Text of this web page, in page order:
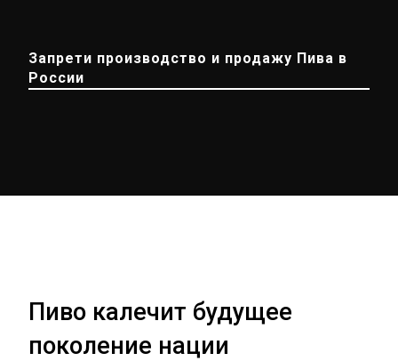
Запрети производство и продажу Пива в
России
Пиво калечит будущее
поколение нации